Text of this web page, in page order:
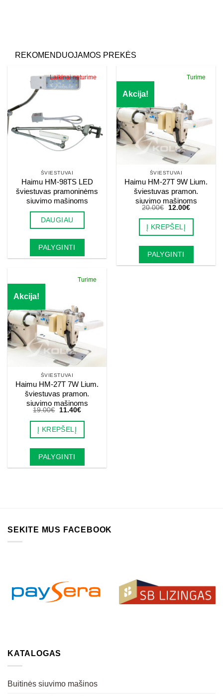
REKOMENDUOJAMOS PREKĖS
Laikinai neturime
ŠVIESTUVAI
Haimu HM-98TS LED
šviestuvas pramoninėms
siuvimo mašinoms
DAUGIAU
PALYGINTI
Akcija!
Turime
ŠVIESTUVAI
Haimu HM-27T 9W Lium.
šviestuvas pramon.
siuvimo mašinoms
20.00€
Original
was:
20.00€.
12.00€Current
is:
Į KREPŠELĮ
PALYGINTI
Akcija!
Turime
ŠVIESTUVAI
Haimu HM-27T 7W Lium.
šviestuvas pramon.
siuvimo mašinoms
19.00€
Original
was:
19.00€.
11.40€Current
is:
Į KREPŠELĮ
PALYGINTI
SEKITE MUS FACEBOOK
KATALOGAS
Buitinės siuvimo mašinos